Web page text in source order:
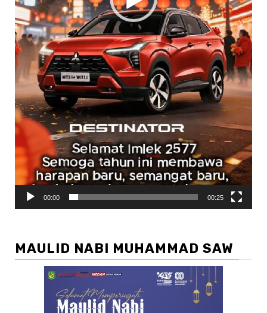
00:00 00:25
MAULID NABI MUHAMMAD SAW